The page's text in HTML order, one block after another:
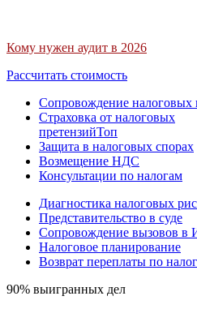
Кому нужен аудит в 2026
Рассчитать стоимость
Сопровождение налоговых
Страховка от налоговых
претензийТоп
Защита в налоговых спорах
Возмещение НДС
Консультации по налогам
Диагностика налоговых
Представительство в суде
Сопровождение вызовов
Налоговое планирование
Возврат переплаты по
90% выигранных дел